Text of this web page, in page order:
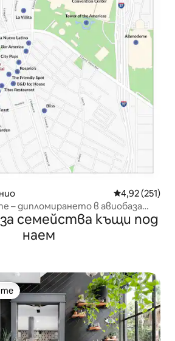
Средна
4,92 (251)
– дипломирането в авиобаза
край реката!
семейства къщи под
наем
на гостите